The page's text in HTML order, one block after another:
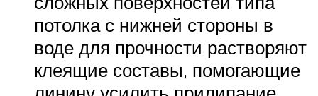
потолка с нижней стороны в
воде для прочности растворяют
клеящие составы, помогающие